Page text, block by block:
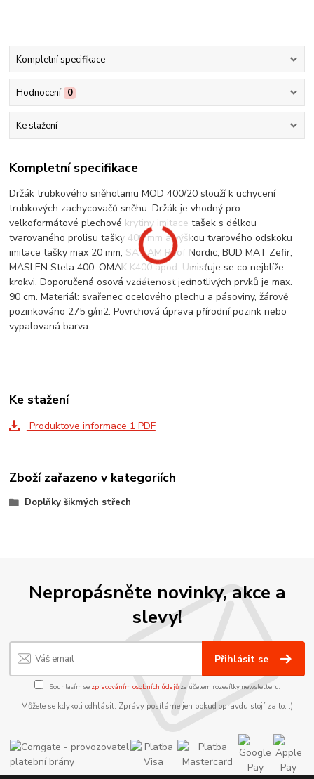
Kompletní specifikace
Hodnocení 0
Ke stažení
Kompletní specifikace
Držák trubkového sněholamu MOD 400/20 slouží k uchycení
trubkových zachycovačů sněhu. Držák je vhodný pro
velkoformátové plechové krytiny imitace tašek s délkou
tvarovaného prolisu tašky 400 mm a výškou tvarového odskoku
imitace tašky max 20 mm, SATJAM Roof Nordic, BUD MAT Zefir,
MASLEN Stela 400. OMAK K400 apod. Umisťuje se co nejblíže
krokvi. Doporučená osová vzdálenost jednotlivých prvků je max.
90 cm. Materiál: svařenec ocelového plechu a pásoviny, žárově
pozinkováno 275 g/m2. Povrchová úprava přírodní pozink nebo
vypalovaná barva.
Ke stažení
Produktove informace 1 PDF
Zboží zařazeno v kategoriích
Doplňky šikmých střech
Nepropásněte novinky, akce a
slevy!
Přihlásit se
Souhlasím se zpracováním osobních údajůza účelem rozesílky newsletteru.
Můžete se kdykoli odhlásit. Zprávy posíláme jen pokud opravdu stojí za to. :)